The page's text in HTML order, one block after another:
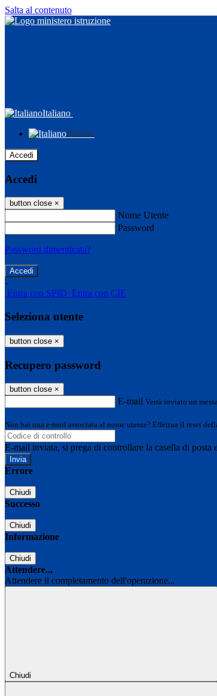
Salta al contenuto
Italiano
Italiano
Accedi
Accedi
button close ×
Nome Utente
Password
Password dimenticata?
-
Entra con SPID Entra con CIE
Seleziona utente
button close ×
Recupero password
button close ×
E-mail Verrà inviato un
Non hai una e-mail associata al nome utente? Effettua il reset
E-mail inviata, si prega di controllare la casella di posta
Errore
Chiudi
Successo
Chiudi
Informazione
Chiudi
Attendere...
Attendere il completamento dell'operazione...
Chiudi